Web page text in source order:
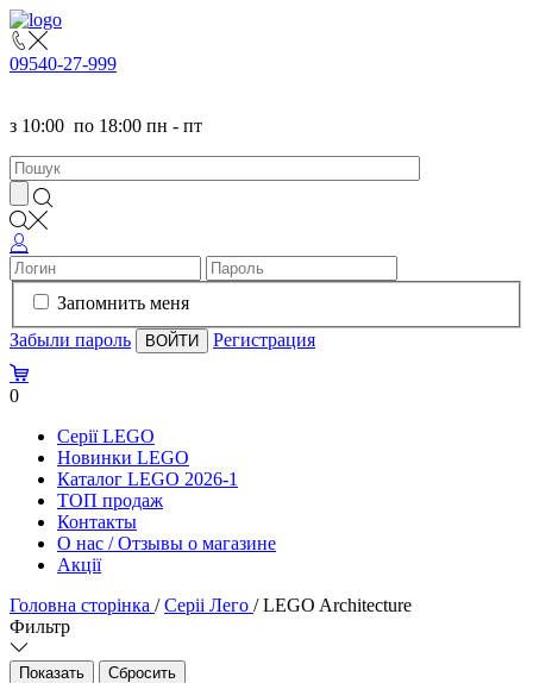
09540-27-999
з 10:00 по 18:00 пн - пт
Запомнить меня
Забыли пароль
Регистрация
0
Серії LEGO
Новинки LEGO
Каталог LEGO 2026-1
TOП продаж
Контакты
О нас / Отзывы о магазине
Акції
Головна сторінка /Серіі Лего /LEGO Architecture
Фильтр